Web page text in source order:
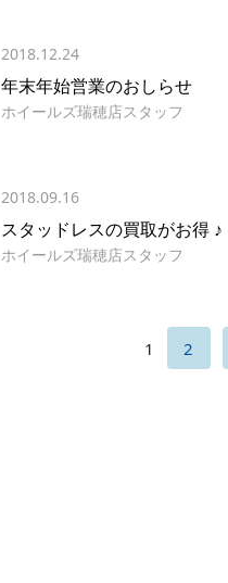
2018.12.24
年末年始営業のおしらせ
ホイールズ瑞穂店スタッフ
2018.09.16
スタッドレスの買取がお得 ♪
ホイールズ瑞穂店スタッフ
1 2